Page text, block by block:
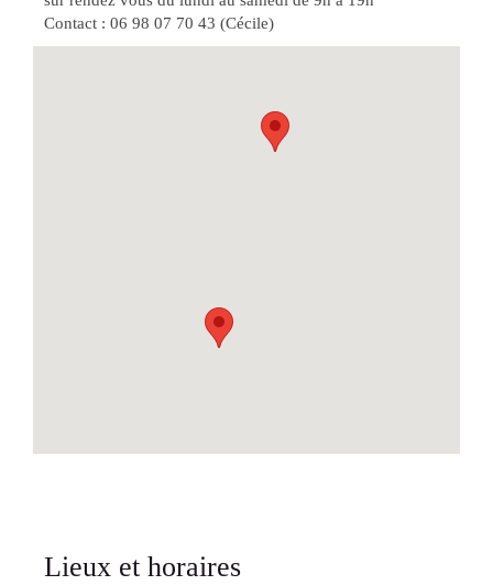
Contact : 06 98 07 70 43 (Cécile)
Lieux et horaires